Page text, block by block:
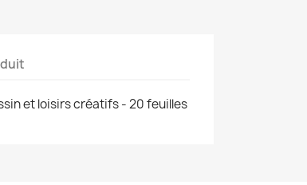
et loisirs créatifs - 20 feuilles